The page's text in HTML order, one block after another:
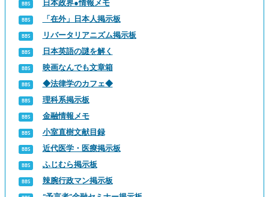
日本政界●情報メモ
「在外」日本人掲示板
リバータリアニズム掲示板
日本英語の謎を解く
映画なんでも文章箱
◆法律学のカフェ◆
理科系掲示板
金融情報メモ
小室直樹文献目録
近代医学・医療掲示板
ふじむら掲示板
辣腕行政マン掲示板